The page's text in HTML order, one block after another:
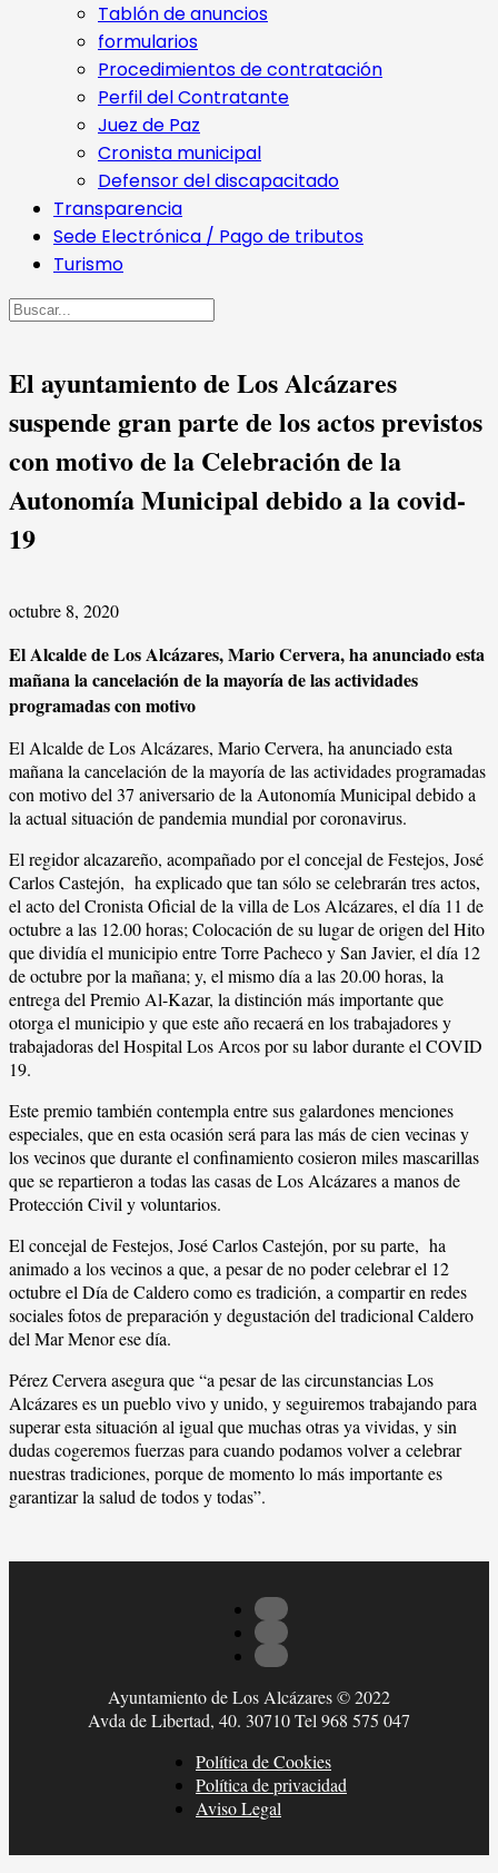
Tablón de anuncios
formularios
Procedimientos de contratación
Perfil del Contratante
Juez de Paz
Cronista municipal
Defensor del discapacitado
Transparencia
Sede Electrónica / Pago de tributos
Turismo
Buscar
El ayuntamiento de Los Alcázares
suspende gran parte de los actos previstos
con motivo de la Celebración de la
Autonomía Municipal debido a la covid-
19
octubre 8, 2020
El Alcalde de Los Alcázares, Mario Cervera, ha anunciado esta
mañana la cancelación de la mayoría de las actividades
programadas con motivo
El Alcalde de Los Alcázares, Mario Cervera, ha anunciado esta
mañana la cancelación de la mayoría de las actividades programadas
con motivo del 37 aniversario de la Autonomía Municipal debido a
la actual situación de pandemia mundial por coronavirus.
El regidor alcazareño, acompañado por el concejal de Festejos, José
Carlos Castejón, ha explicado que tan sólo se celebrarán tres actos,
el acto del Cronista Oficial de la villa de Los Alcázares, el día 11 de
octubre a las 12.00 horas; Colocación de su lugar de origen del Hito
que dividía el municipio entre Torre Pacheco y San Javier, el día 12
de octubre por la mañana; y, el mismo día a las 20.00 horas, la
entrega del Premio Al-Kazar, la distinción más importante que
otorga el municipio y que este año recaerá en los trabajadores y
trabajadoras del Hospital Los Arcos por su labor durante el COVID
19.
Este premio también contempla entre sus galardones menciones
especiales, que en esta ocasión será para las más de cien vecinas y
los vecinos que durante el confinamiento cosieron miles mascarillas
que se repartieron a todas las casas de Los Alcázares a manos de
Protección Civil y voluntarios.
El concejal de Festejos, José Carlos Castejón, por su parte, ha
animado a los vecinos a que, a pesar de no poder celebrar el 12
octubre el Día de Caldero como es tradición, a compartir en redes
sociales fotos de preparación y degustación del tradicional Caldero
del Mar Menor ese día.
Pérez Cervera asegura que “a pesar de las circunstancias Los
Alcázares es un pueblo vivo y unido, y seguiremos trabajando para
superar esta situación al igual que muchas otras ya vividas, y sin
dudas cogeremos fuerzas para cuando podamos volver a celebrar
nuestras tradiciones, porque de momento lo más importante es
garantizar la salud de todos y todas”.
Ayuntamiento de Los Alcázares © 2022
Avda de Libertad, 40. 30710 Tel 968 575 047
Política de Cookies
Política de privacidad
Aviso Legal